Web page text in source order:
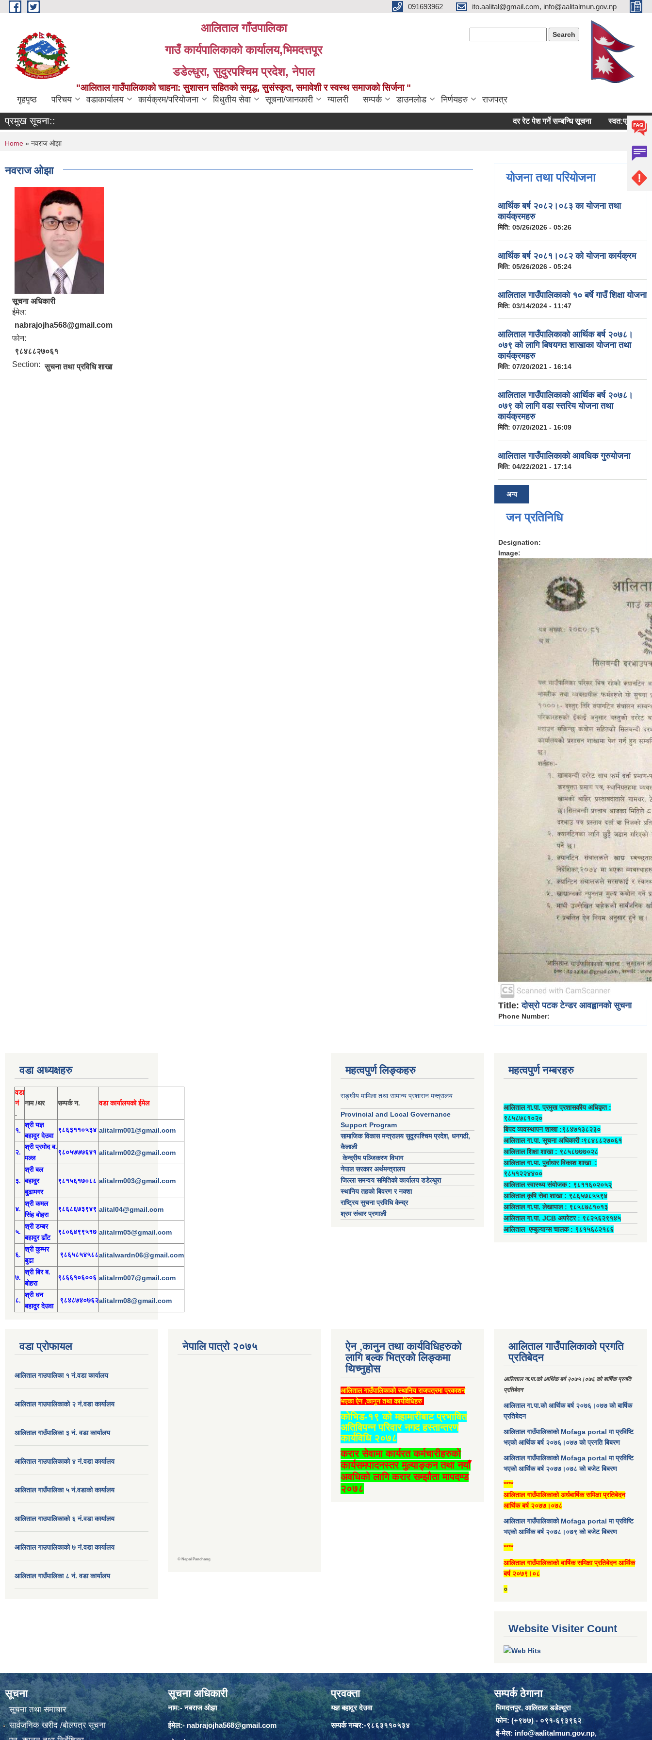
Skip to main content 091693962 ito.aalital@gmail.com, info@aalitalmun.gov.np
आलिताल गाँउपालिका
गाउँ कार्यपालिकाको कार्यालय,भिमदत्तपूर
डडेल्धुरा, सुदुरपश्चिम प्रदेश, नेपाल
"आलिताल गाउँपालिकाको चाहना: सुशासन सहितको समृद्ध, सुसंस्कृत, समावेशी र स्वस्थ समाजको सिर्जना "
गृहपृष्ठ परिचय वडाकार्यालय कार्यक्रम/परियोजना विधुतीय सेवा सूचना/जानकारी ग्यालरी सम्पर्क डाउनलोड निर्णयहरु राजपत्र
प्रमुख सूचना:: दर रेट पेश गर्ने सम्बन्धि सूचना स्वत:प्रकासन (बैशाख-
You are here
Home » नवराज ओझा
नवराज ओझा
सूचना अधिकारी
ईमेल:
nabrajojha568@gmail.com
फोन:
९८४८८२७०६१
Section: सुचना तथा प्रविधि शाखा
योजना तथा परियोजना
आर्थिक बर्ष २०८२।०८३ का योजना तथा
कार्यक्रमहरु
मिति: 05/26/2026 - 05:26
आर्थिक बर्ष २०८१।०८२ को योजना कार्यक्रम
मिति: 05/26/2026 - 05:24
आलिताल गाउँपालिकाको १० बर्षे गाउँ शिक्षा योजना
मिति: 03/14/2024 - 11:47
आलिताल गाउँपालिकाको आर्थिक बर्ष २०७८।
०७९ को लागि बिषयगत शाखाका योजना तथा
कार्यक्रमहरु
मिति: 07/20/2021 - 16:14
आलिताल गाउँपालिकाको आर्थिक बर्ष २०७८।
०७९ को लागि वडा स्तरिय योजना तथा
कार्यक्रमहरु
मिति: 07/20/2021 - 16:09
आलिताल गाउँपालिकाको आवधिक गुरुयोजना
मिति: 04/22/2021 - 17:14
अन्य
जन प्रतिनिधि
Designation:
Image:
Title:दोस्रो पटक टेन्डर आवह्वानको सुचना
Phone Number:
वडा अध्यक्षहरु
वडा
नं
.
नाम /थर सम्पर्क न. वडा कार्यालयको ईमेल
१.
श्री यज्ञ
बहादुर देउवा
९८६३११०५३४ alitalrm001@gmail.com
२.
श्रीप्रमोदब.
मल्ल
९८०५७७७६४१ alitalrm002@gmail.com
३.
श्रीबल
बहादुर
बुढामगर
९८१५६१७०८८ alitalrm003@gmail.com
४.
श्री कमल
सिंह बोहरा
९८६८६७३९४९ alital04@gmail.com
५.
श्री डम्बर
बहादुर ढाँट
९८०६४९९५१७ alitalrm05@gmail.com
६.
श्री कुम्भर
बुढा
९८६५८५४५८८alitalwardn06@gmail.com
७.
श्री बिर ब.
बोहरा
९८६६१०६००६ alitalrm007@gmail.com
८.
श्री धन
बहादुर देउवा
९८४८७४०७६२alitalrm08@gmail.com
महत्वपुर्ण लिङ्कहरु
सङ्घीय मामिला तथा सामान्य प्रशासन मन्त्रालय
Provincial and Local Governance
Support Program
सामाजिक विकास मन्त्रालय सुदूरपश्चिम प्रदेश, धनगढी,
कैलाली
केन्द्रीय पञ्जिकरण विभाग
नेपाल सरकार अर्थमन्त्रालय
जिल्ला समन्वय समितिको कार्यालय डडेल्धुरा
स्थानिय तहको बिवरण र नक्शा
राष्ट्रिय सुचना प्रविधि केन्द्र
श्रम संचार प्रणाली
महत्वपुर्ण नम्बरहरु
आलिताल गा.पा. प्रमुख प्रशासकीय अधिकृत ‍:
९८५८७८१०२०
बिपद व्यवस्थापन शाखा :९८४७१३८२३०
आलिताल गा.पा. सूचना अधिकारी ः९८४८८२७०६१
आलिताल शिक्षा शाखा : ९८५८७७७०२८
आलिताल गा.पा. पुर्वाधार विकाश शाखा ‍:
९८५१२२४४००
आलिताल स्वास्थ्य संयोजक ‍: ९८११६०२०५२्
आलिताल कृषि सेबा शाखा : ९८६५७८५५९४
आलिताल गा.पा. लेखापाल ‍: ९८५८७८१०१३
आलिताल गा.पा. JCB अपरेटर ‍: ९८२५६२९१४५
आलिताल एम्बुल्यान्स चालक ‍: ९८१५६८२१८६
वडा प्रोफायल
आलिताल गाउपालिका १ नं.वडा कार्यालय
आलिताल गाउपालिकाको २ नं.वडा कार्यालय
आलिताल गाउँपालिका ३ नं. वडा कार्यालय
आलिताल गाउपालिकाको ४ नं.वडा कार्यालय
आलिताल गाउँपालिका ५ नं.वडाको कार्यालय
आलिताल गाउपालिकाको ६ नं.वडा कार्यालय
आलिताल गाउपालिकाको ७ नं.वडा कार्यालय
आलिताल गाउँपालिका ८ नं. वडा कार्यालय
नेपालि पात्रो २०७५
© Nepal Panchang
ऐन ,कानुन तथा कार्यविधिहरुको
लागि बल्क भित्रको लिङ्कमा
थिच्‍नुहोस
आलिताल गाउँपालिकाको स्थानिय राजपत्रमा प्रकाशन
भएका ऐन ,कानुन तथा कार्यविधिहरु
कोभिड-१९ को महामारीबाट प्रभावित
अतिविपन्न परिवार नगद हस्तान्तरण
कार्यविधि २०७८
करार सेवामा कार्यरत कर्मचारीहरुको
कार्यसमपादनस्तर मुल्याङ्कन तथा नयाँ
अवधिको लागि करार सम्झौता मापदण्ड
२०७८
आलिताल गाउँपालिकाको प्रगति
प्रतिबेदन
आलिताल गा.पा.को आर्थिक बर्ष २०७५।०७६ को बार्षिक प्रगति
प्रतिबेदन
आलिताल गा.पा.को आर्थिक बर्ष २०७६।०७७ को बार्षिक
प्रतिबेदन
आलिताल गाउँपालिकाको Mofaga portal मा प्रविष्टि
भएको आर्थिक बर्ष २०७६।०७७ को प्रगति बिबरण
आलिताल गाउँपालिकाको Mofaga portal मा प्रविष्टि
भएको आर्थिक बर्ष २०७७।०७८ को बजेट बिबरण
****
आलिताल गाउँपालिकाको अर्धबार्षिक समिक्षा प्रतिबेदन
आर्थिक बर्ष २०७७।०७८
आलिताल गाउँपालिकाको Mofaga portal मा प्रविष्टि
भएको आर्थिक बर्ष २०७८।०७९ को बजेट बिबरण
****
आलिताल गाउँपालिकाको बार्षिक समिक्षा प्रतिबेदन आर्थिक
बर्ष २०७९।०८
०
Website Visiter Count
सूचना
सूचना तथा समाचार
सार्वजनिक खरीद /बोलपत्र सूचना
सूचना अधिकारी
नाम:- नबराज ओझा
ईमेल:- nabrajojha568@gmail.com
प्रवक्ता
यज्ञ बहादुर देउवा
सम्पर्क नम्बर:-९८६३११०५३४
सम्पर्क ठेगाना
भिमदत्तपुर, आलिताल डडेल्धुरा
फोन: (+९७७) - ०९१-६९३९६२
ई-मेल: info@aalitalmun.gov.np,